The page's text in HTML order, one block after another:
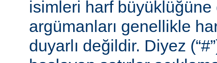
isimleri harf büyüklüğüne
argümanları genellikle
duyarlı değildir. Diyez